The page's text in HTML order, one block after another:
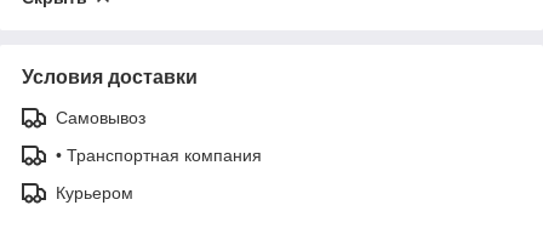
Условия доставки
Самовывоз
• Транспортная компания
Курьером